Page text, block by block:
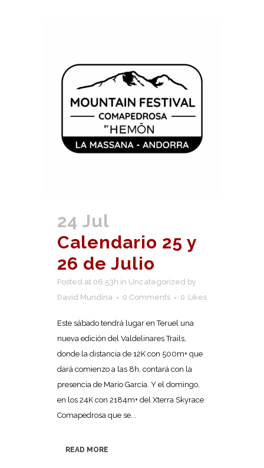
24 Jul
Calendario 25 y
26 de Julio
Posted at 06:53h in Uncategorized by
David Mundina
0 Comments 0 Likes
Este sábado tendrá lugar en Teruel una
nueva edición del Valdelinares Trails,
donde la distancia de 12K con 500m+ que
dará comienzo a las 8h. contará con la
presencia de Mario García. Y el domingo,
en los 24K con 2184m+ del Xterra Skyrace
Comapedrosa que se...
READ MORE